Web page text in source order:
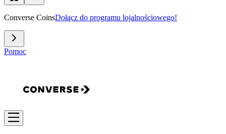
Converse CoinsDołącz do programu lojalnościowego!
Pomoc